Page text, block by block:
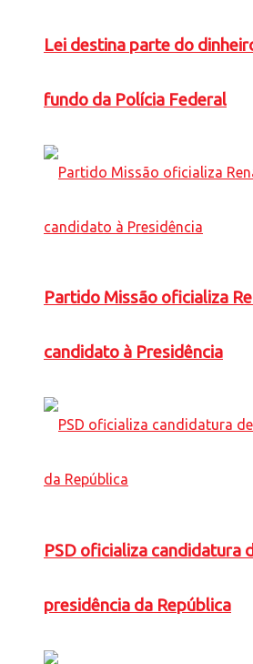
Lei destina parte do
fundo da Polícia Federal
Partido Missão oficializa
candidato à Presidência
PSD oficializa candidatura
presidência da República